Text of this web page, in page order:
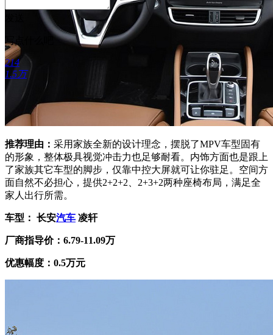
推荐理由： 采用家族全新的设计理念，摆脱了MPV车型固有
的形象，整体极具视觉冲击力也足够耐看。内饰方面也是跟上
了家族其它车型的脚步，仅靠中控大屏就可让你驻足。空间方
面自然不必担心，提供2+2+2、2+3+2两种座椅布局，满足全
家人出行所需。
车型： 长安汽车 凌轩
厂商指导价：6.79-11.09万
优惠幅度：0.5万元
写点什么吧
214
1.5万